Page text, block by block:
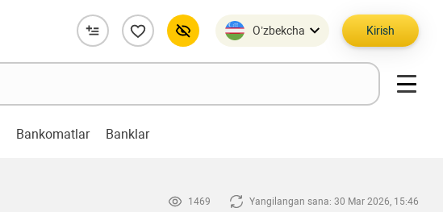
O’zbekcha Kirish
Bankomatlar Banklar
1469 Yangilangan sana: 30 Mar 2026, 15:46